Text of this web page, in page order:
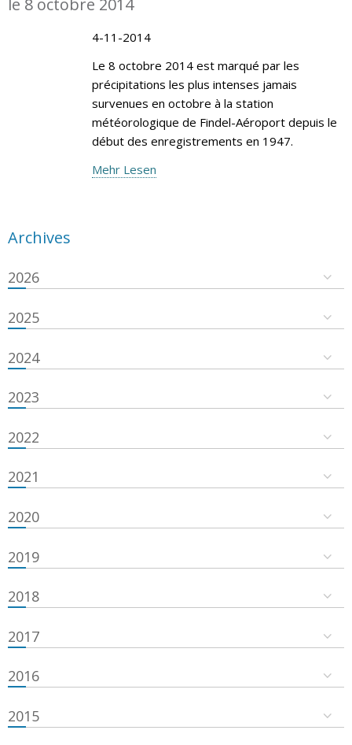
4-11-2014
Le 8 octobre 2014 est marqué par les
précipitations les plus intenses jamais
survenues en octobre à la station
météorologique de Findel-Aéroport depuis le
début des enregistrements en 1947.
Mehr Lesen
Archives
2026
2025
2024
2023
2022
2021
2020
2019
2018
2017
2016
2015